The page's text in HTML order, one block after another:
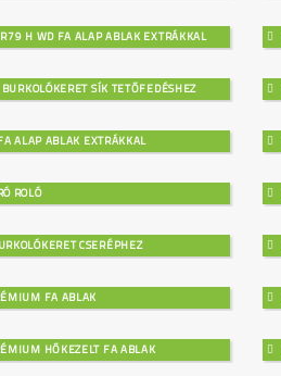
R79 H WD FA ALAP ABLAK EXTRÁKKAL
SÍK TETŐFEDÉSHEZ
ALAP ABLAK EXTRÁKKAL
ROLÓ
CSERÉPHEZ
FA ABLAK
HŐKEZELT FA ABLAK